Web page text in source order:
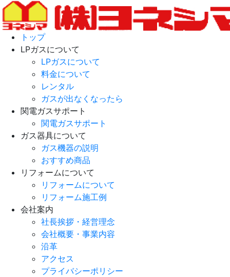
トップ
LPガスについて
LPガスについて
料金について
レンタル
ガスが出なくなったら
関電ガスサポート
関電ガスサポート
ガス器具について
ガス機器の説明
おすすめ商品
リフォームについて
リフォームについて
リフォーム施工例
会社案内
社長挨拶・経営理念
会社概要・事業内容
沿革
アクセス
プライバシーポリシー